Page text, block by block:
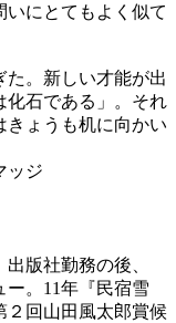
にとてもよく似て
。新しい才能が出
化石である」。それ
きょうも机に向かい
版社勤務の後、
ー。11年『民宿雪
２回山田風太郎賞候